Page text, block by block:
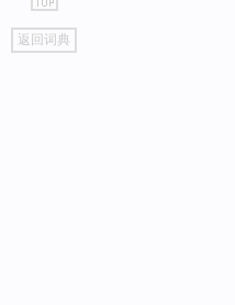
go
top
返回词典